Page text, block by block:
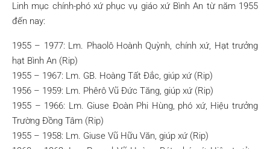
Linh mục chính-phó xứ phục vụ giáo xứ Bình An từ năm 1955
đến nay:
1955 – 1977: Lm. Phaolô Hoành Quỳnh, chính xứ, Hạt trưởng
hạt Bình An (Rip)
1955 – 1967: Lm. GB. Hoàng Tất Đắc, giúp xứ (Rip)
1956 – 1959: Lm. Phêrô Vũ Đức Tăng, giúp xứ (Rip)
1955 – 1966: Lm. Giuse Đoàn Phi Hùng, phó xứ, Hiệu trưởng
Trường Đồng Tâm (Rip)
1955 – 1958: Lm. Giuse Vũ Hữu Văn, giúp xứ (Rip)